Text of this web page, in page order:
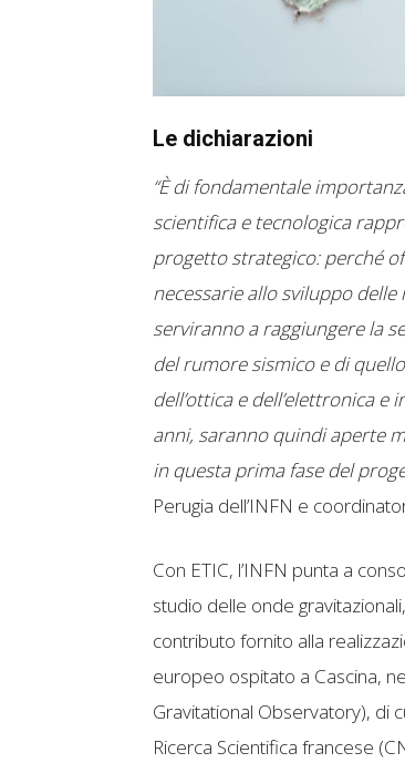
Le dichiarazioni
“È di fondamentale
scientifica e tecnologica
progetto strategico: perché
necessarie allo sviluppo
serviranno a raggiungere la
del rumore sismico e di
dell’ottica e dell’elettronica
anni, saranno quindi aperte
in questa prima fase del
Perugia dell’INFN e
Con ETIC, l’INFN punta a
studio delle onde
contributo fornito alla
europeo ospitato a Cascina,
Gravitational Observatory), di
Ricerca Scientifica francese